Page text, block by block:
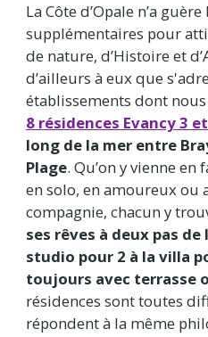
La Côte d’Opale n’a
supplémentaires pour
de nature, d’Histoire et
d’ailleurs à eux que
établissements dont
8 résidences Evancy 3
long de la mer entre
Plage. Qu’on y vienne en
en solo, en amoureux ou
compagnie, chacun y
ses rêves à deux pas
studio pour 2 à la villa
toujours avec terrasse
résidences sont toutes
répondent à la même